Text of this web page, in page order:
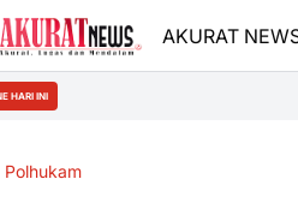
AKURAT
HARI INI
Polhukam